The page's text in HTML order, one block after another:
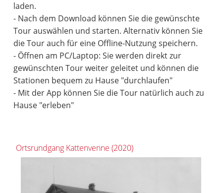
laden.
- Nach dem Download können Sie die gewünschte
Tour auswählen und starten. Alternativ können Sie
die Tour auch für eine Offline-Nutzung speichern.
- Öffnen am PC/Laptop: Sie werden direkt zur
gewünschten Tour weiter geleitet und können die
Stationen bequem zu Hause "durchlaufen"
- Mit der App können Sie die Tour natürlich auch zu
Hause "erleben"
Ortsrundgang Kattenvenne (2020)